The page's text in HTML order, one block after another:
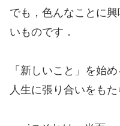
でも，色んなことに
いものです．
「新しいこと」を始め
人生に張り合いをもた